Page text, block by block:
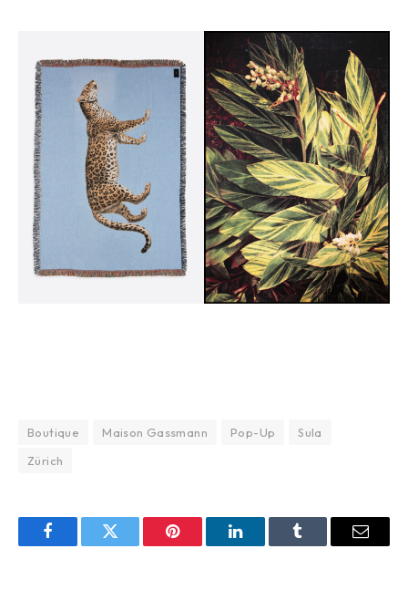
Boutique Maison Gassmann Pop-Up
Sula
Zürich
FacebookTwitter Pinterest LinkedInTumblr Email